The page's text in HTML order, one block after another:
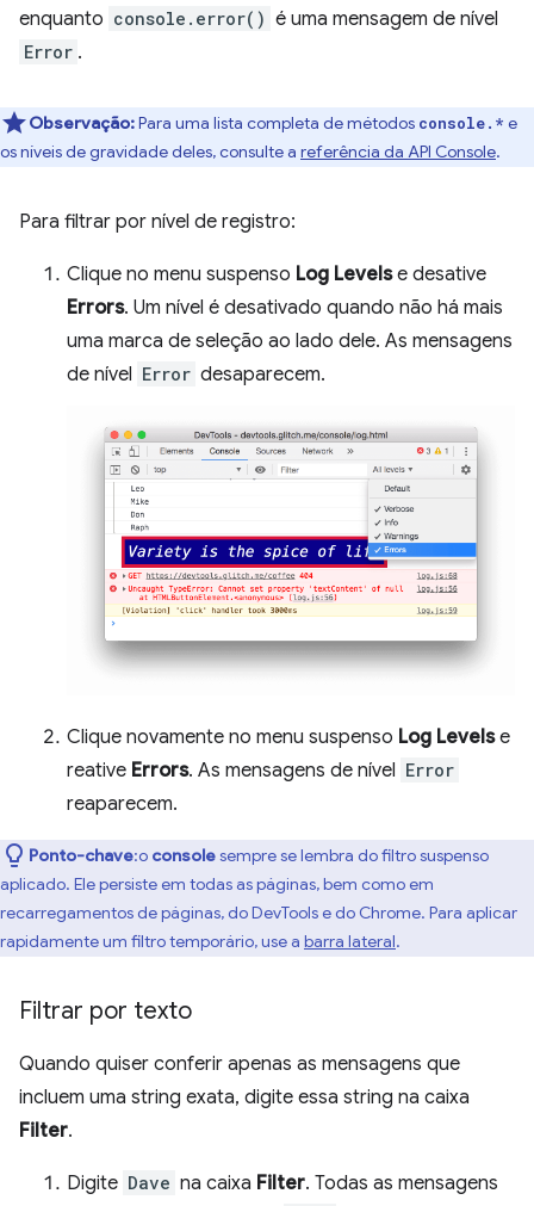
enquanto console.error() é uma mensagem de nível
Error .
Observação:Para uma lista completa de métodos console.* e
os níveis de gravidade deles, consulte a referência da API Console.
Para filtrar por nível de registro:
Clique no menu suspenso Log Levelse desative
Errors. Um nível é desativado quando não há mais
uma marca de seleção ao lado dele. As mensagens
de nível Error desaparecem.
Clique novamente no menu suspenso Log Levelse
reative Errors. As mensagens de nível Error
reaparecem.
Ponto-chave:o consolesempre se lembra do filtro suspenso
aplicado. Ele persiste em todas as páginas, bem como em
recarregamentos de páginas, do DevTools e do Chrome. Para aplicar
rapidamente um filtro temporário, use a barra lateral.
Filtrar por texto
Quando quiser conferir apenas as mensagens que
incluem uma string exata, digite essa string na caixa
Filter.
Digite Dave na caixa Filter. Todas as mensagens